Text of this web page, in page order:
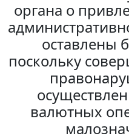
органа о
оставлены
поскольку
валютных